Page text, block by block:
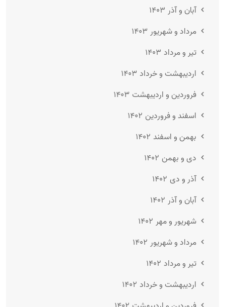
آبان و آذر ۱۴۰۳
مرداد و شهریور ۱۴۰۳
تیر و مرداد ۱۴۰۳
اردیبهشت و خرداد ۱۴۰۳
فروردین و اردیبهشت ۱۴۰۳
اسفند و فروردین ۱۴۰۲
بهمن و اسفند ۱۴۰۲
دی و بهمن ۱۴۰۲
آذر و دی ۱۴۰۲
آبان و آذر ۱۴۰۲
شهریور و مهر ۱۴۰۲
مرداد و شهریور ۱۴۰۲
تیر و مرداد ۱۴۰۲
اردیبهشت و خرداد ۱۴۰۲